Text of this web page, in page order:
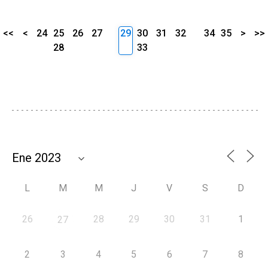
<< < 24 25 26
27
28
29 30 31
32
33
34 35 > >>
L M M J V S D
26 27 28 29 30 31 1
2 3 4 5 6 7 8